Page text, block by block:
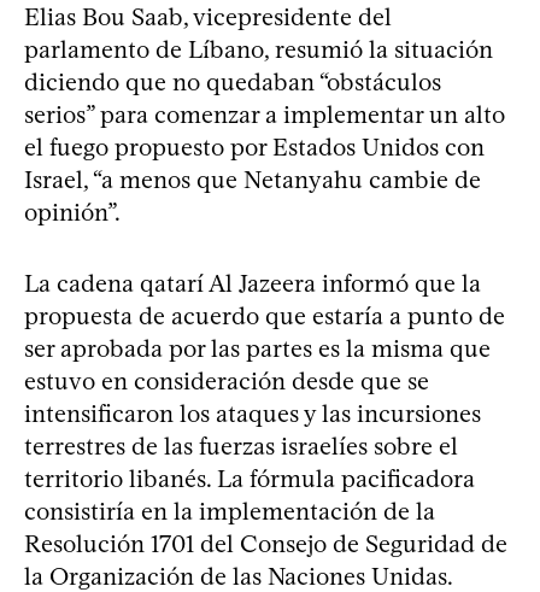
Elias Bou Saab, vicepresidente del
parlamento de Líbano, resumió la situación
diciendo que no quedaban “obstáculos
serios” para comenzar a implementar un alto
el fuego propuesto por Estados Unidos con
Israel, “a menos que Netanyahu cambie de
opinión”.
La cadena qatarí Al Jazeera informó que la
propuesta de acuerdo que estaría a punto de
ser aprobada por las partes es la misma que
estuvo en consideración desde que se
intensificaron los ataques y las incursiones
terrestres de las fuerzas israelíes sobre el
territorio libanés. La fórmula pacificadora
consistiría en la implementación de la
Resolución 1701 del Consejo de Seguridad de
la Organización de las Naciones Unidas.